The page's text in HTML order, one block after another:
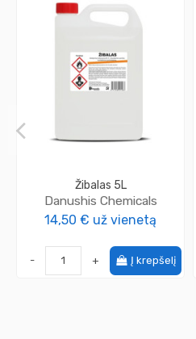
Žibalas 5L
Danushis Chemicals
14,50 € už vienetą
- + Į krepšelį